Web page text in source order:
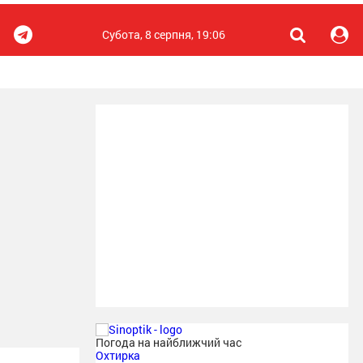
Субота, 8 серпня, 19:06
Погода на найближчий час
Охтирка